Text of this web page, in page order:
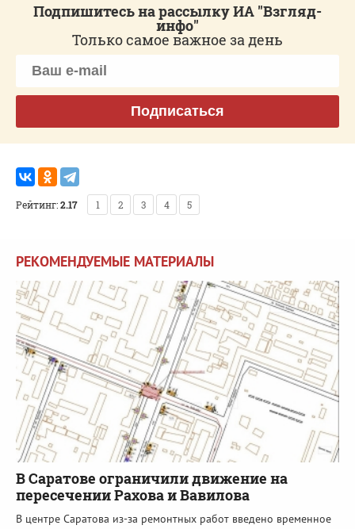
Подпишитесь на рассылку ИА "Взгляд-
инфо"
Только самое важное за день
Подписаться
Рейтинг:2.17 1 2 3 4 5
РЕКОМЕНДУЕМЫЕ МАТЕРИАЛЫ
В Саратове ограничили движение на
пересечении Рахова и Вавилова
В центре Саратова из-за ремонтных работ введено временное